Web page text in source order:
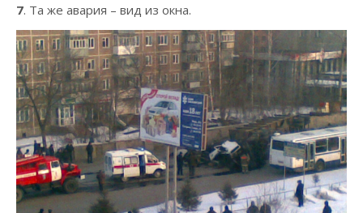
7. Та же авария – вид из окна.